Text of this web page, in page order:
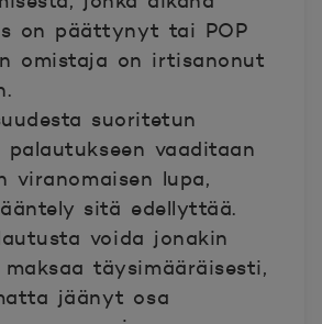
on päättynyt tai POP
omistaja on irtisanonut
suoritetun
palautukseen vaaditaan
viranomaisen lupa,
sitä edellyttää.
voida jonakin
täysimääräisesti,
jäänyt osa